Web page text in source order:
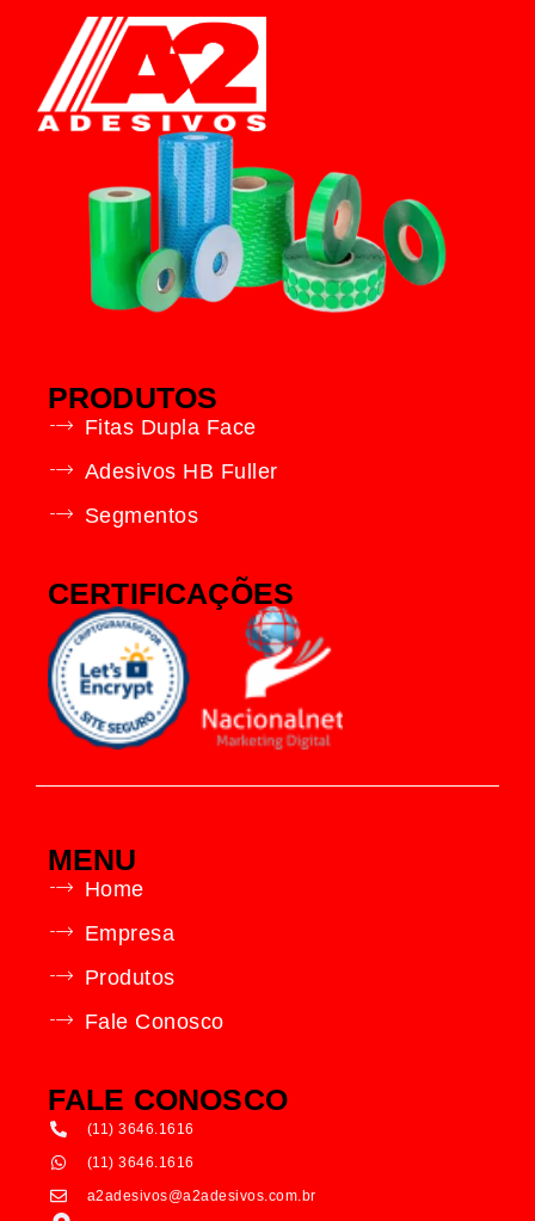
PRODUTOS
Fitas Dupla Face
Adesivos HB Fuller
Segmentos
CERTIFICAÇÕES
MENU
Home
Empresa
Produtos
Fale Conosco
FALE CONOSCO
(11) 3646.1616
(11) 3646.1616
a2adesivos@a2adesivos.com.br